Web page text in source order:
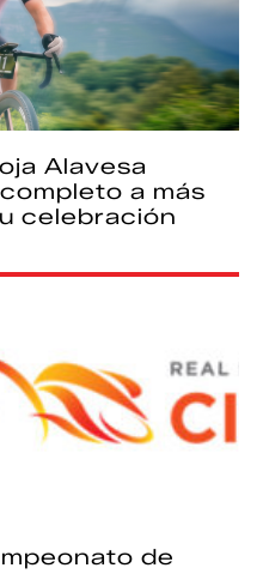
Alavesa
a más
celebración
de